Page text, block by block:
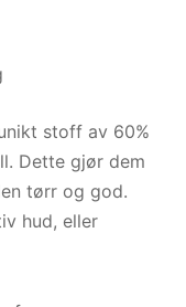
stoff av 60%
Dette gjør dem
tørr og god.
hud, eller